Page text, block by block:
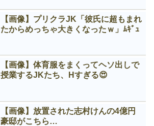
【画像】プリクラJK「彼氏に超もまれ
たからめっちゃ大きくなったｗ」ﾑｷﾞｭ
【画像】体育服をまくってヘソ出しで
授業するJKたち、Нすぎる😍
【画像】放置された志村けんの4億円
豪邸がこちら…